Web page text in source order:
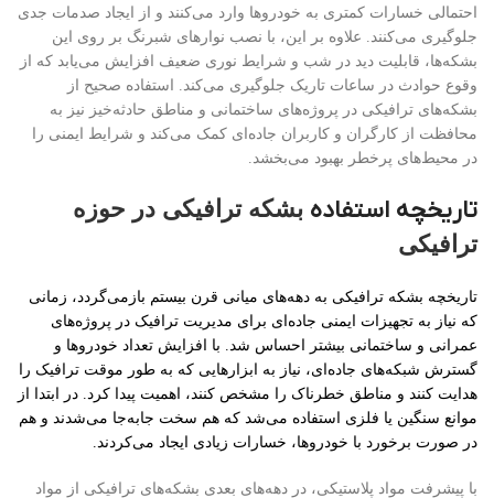
احتمالی خسارات کمتری به خودروها وارد می‌کنند و از ایجاد صدمات جدی
جلوگیری می‌کنند. علاوه بر این، با نصب نوارهای شبرنگ بر روی این
بشکه‌ها، قابلیت دید در شب و شرایط نوری ضعیف افزایش می‌یابد که از
وقوع حوادث در ساعات تاریک جلوگیری می‌کند. استفاده صحیح از
بشکه‌های ترافیکی در پروژه‌های ساختمانی و مناطق حادثه‌خیز نیز به
محافظت از کارگران و کاربران جاده‌ای کمک می‌کند و شرایط ایمنی را
در محیط‌های پرخطر بهبود می‌بخشد.
تاریخچه استفاده بشکه ترافیکی در حوزه
ترافیکی
تاریخچه بشکه ترافیکی به دهه‌های میانی قرن بیستم بازمی‌گردد، زمانی
که نیاز به تجهیزات ایمنی جاده‌ای برای مدیریت ترافیک در پروژه‌های
عمرانی و ساختمانی بیشتر احساس شد. با افزایش تعداد خودروها و
گسترش شبکه‌های جاده‌ای، نیاز به ابزارهایی که به طور موقت ترافیک را
هدایت کنند و مناطق خطرناک را مشخص کنند، اهمیت پیدا کرد. در ابتدا از
موانع سنگین یا فلزی استفاده می‌شد که هم سخت جابه‌جا می‌شدند و هم
در صورت برخورد با خودروها، خسارات زیادی ایجاد می‌کردند.
با پیشرفت مواد پلاستیکی، در دهه‌های بعدی بشکه‌های ترافیکی از مواد